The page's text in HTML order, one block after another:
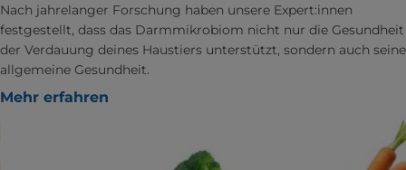
Nach jahrelanger Forschung haben unsere Expert:innen
festgestellt, dass das Darmmikrobiom nicht nur die Gesundheit
der Verdauung deines Haustiers unterstützt, sondern auch seine
allgemeine Gesundheit.
Mehr erfahren